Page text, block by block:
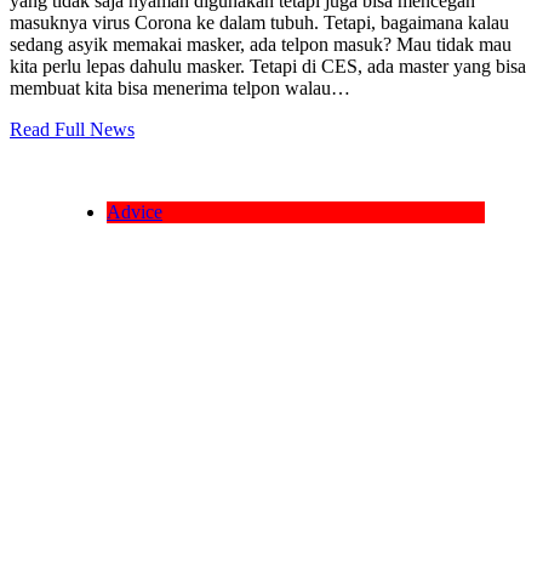
masuknya virus Corona ke dalam tubuh. Tetapi, bagaimana kalau
sedang asyik memakai masker, ada telpon masuk? Mau tidak mau
kita perlu lepas dahulu masker. Tetapi di CES, ada master yang bisa
membuat kita bisa menerima telpon walau…
Read Full News
Advice